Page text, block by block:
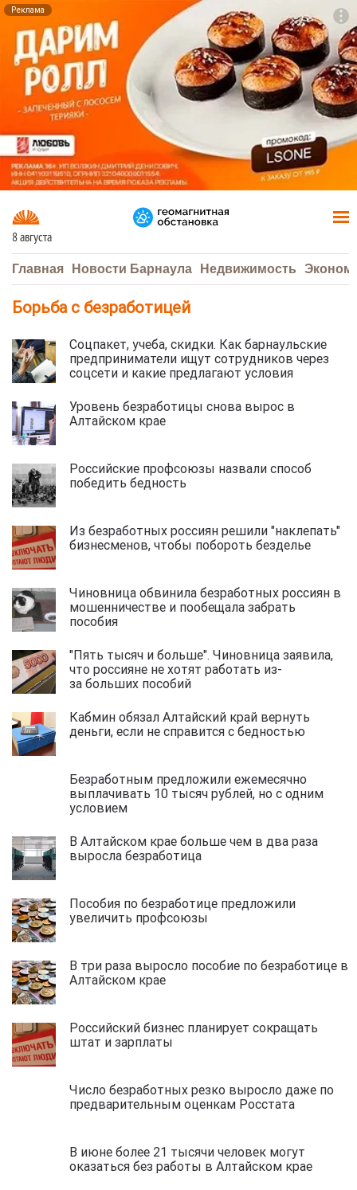
Реклама
8 августа
Главная Новости Барнаула Недвижимость
Борьба с безработицей
Соцпакет, учеба, скидки. Как барнаульские
предприниматели ищут сотрудников через
соцсети и какие предлагают условия
Уровень безработицы снова вырос в
Алтайском крае
Российские профсоюзы назвали способ
победить бедность
Из безработных россиян решили "наклепать"
бизнесменов, чтобы побороть безделье
Чиновница обвинила безработных россиян в
мошенничестве и пообещала забрать
пособия
"Пять тысяч и больше". Чиновница заявила,
что россияне не хотят работать из-
за больших пособий
Кабмин обязал Алтайский край вернуть
деньги, если не справится с бедностью
Безработным предложили ежемесячно
выплачивать 10 тысяч рублей, но с одним
условием
В Алтайском крае больше чем в два раза
выросла безработица
Пособия по безработице предложили
увеличить профсоюзы
В три раза выросло пособие по безработице в
Алтайском крае
Российский бизнес планирует сокращать
штат и зарплаты
Число безработных резко выросло даже по
предварительным оценкам Росстата
В июне более 21 тысячи человек могут
оказаться без работы в Алтайском крае